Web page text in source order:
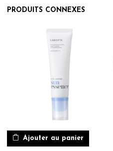
PRODUITS CONNEXES
Ajouter au panier